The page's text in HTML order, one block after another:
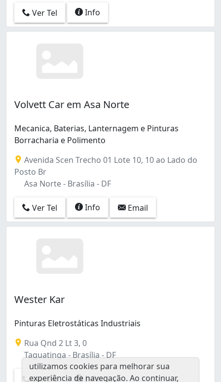
Ver Tel Info
Volvett Car em Asa Norte
Mecanica, Baterias, Lanternagem e Pinturas
Borracharia e Polimento
Avenida Scen Trecho 01 Lote 10, 10 ao Lado do
Posto Br
Asa Norte - Brasília - DF
Ver Tel Info Email
Wester Kar
Pinturas Eletrostáticas Industriais
Rua Qnd 2 Lt 3, 0
Taguatinga - Brasília - DF
Ver Tel Info
utilizamos cookies para melhorar sua
experiência de navegação. Ao continuar,